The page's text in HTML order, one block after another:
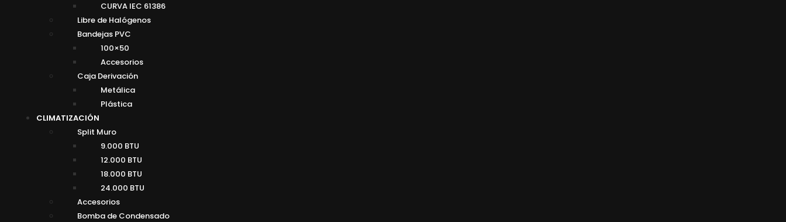
CURVA IEC 61386
Libre de Halógenos
Bandejas PVC
100×50
Accesorios
Caja Derivación
Metálica
Plástica
CLIMATIZACIÓN
Split Muro
9.000 BTU
12.000 BTU
18.000 BTU
24.000 BTU
Accesorios
Bomba de Condensado